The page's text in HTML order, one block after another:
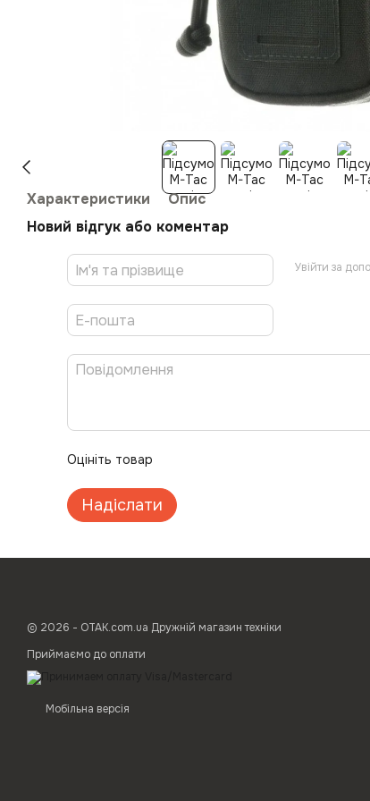
Характеристики
Опис
Новий відгук або коментар
Увійти за
Оцініть товар
Надіслати
© 2026 - ОТАК.com.ua Дружній магазин техніки
Приймаємо до оплати
Мобільна версія